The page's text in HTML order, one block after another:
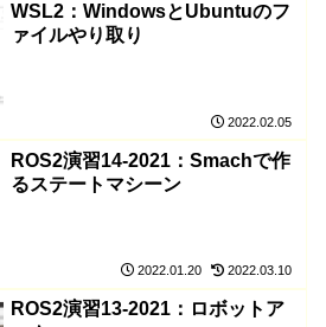
WSL2：WindowsとUbuntuのフ
ァイルやり取り
2022.02.05
ROS2演習14-2021：Smachで作
るステートマシーン
2022.01.20 2022.03.10
ROS2演習13-2021：ロボットア